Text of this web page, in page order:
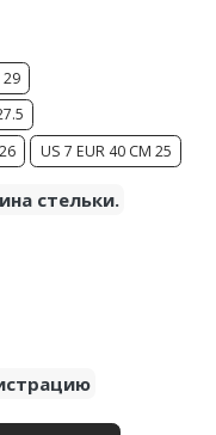
29
US 7 EUR 40 CM 25
стельки.